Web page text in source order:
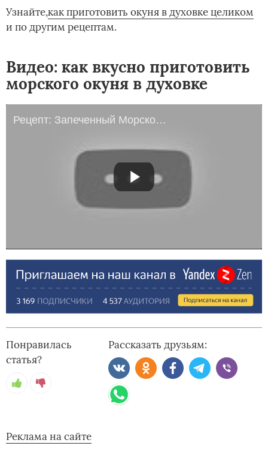
Узнайте,­как приготовить окуня в духовке целиком
и по другим рецептам.
Видео: как вкусно приготовить
морского окуня в духовке
Рецепт: Запеченный Морской Окунь =)
Понравилась
статья?
Рассказать друзьям:
Реклама на сайте